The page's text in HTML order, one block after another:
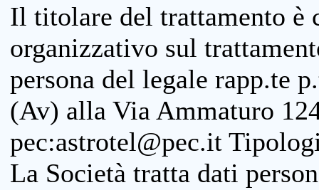
Il titolare del trattamento è
organizzativo sul
persona del legale rapp.te
(Av) alla Via Ammaturo
pec:astrotel@pec.it
La Società tratta dati